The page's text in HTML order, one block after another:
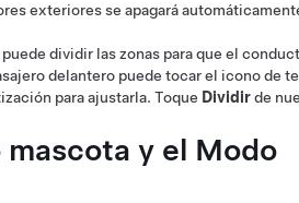
exteriores se apagará
dividir las zonas para que el
delantero puede tocar el icono de
para ajustarla. Toque Dividirde
mascota y el Modo